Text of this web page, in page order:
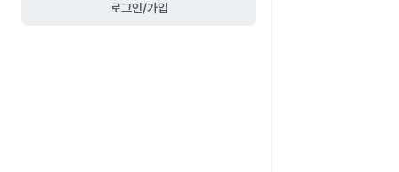
로그인/가입